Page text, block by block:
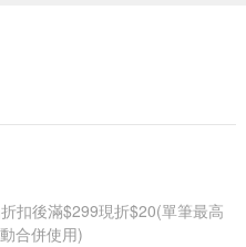
扣後滿$299現折$20(單筆最高
合併使用)